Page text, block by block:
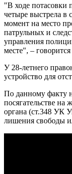
"В ходе потасовки
четыре выстрела в
момент на место
патрульных и
управления
месте", –
У 28-летнего
устройство для
По данному факту
посягательстве на
органа (ст.348 УК
лишения свободы